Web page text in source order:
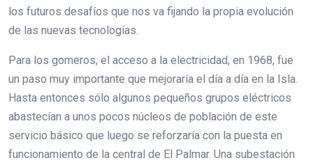
los futuros desafíos que nos va fijando la propia evolución
de las nuevas tecnologías.
Para los gomeros, el acceso a la electricidad, en 1968, fue
un paso muy importante que mejoraría el día a día en la Isla.
Hasta entonces sólo algunos pequeños grupos eléctricos
abastecían a unos pocos núcleos de población de este
servicio básico que luego se reforzaría con la puesta en
funcionamiento de la central de El Palmar. Una subestación